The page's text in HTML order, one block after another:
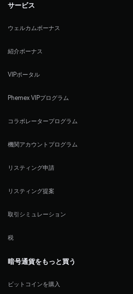
サービス
ウェルカムボーナス
紹介ボーナス
VIPポータル
Phemex VIPプログラム
コラボレータープログラム
機関アカウントプログラム
リスティング申請
リスティング提案
取引シミュレーション
税
暗号通貨をもっと買う
ビットコインを購入